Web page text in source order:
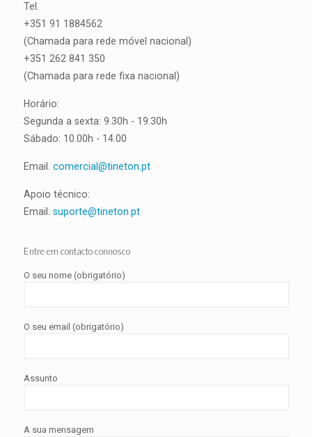
Tel.
+351 91 1884562
(Chamada para rede móvel nacional)
+351 262 841 350
(Chamada para rede fixa nacional)
Horário:
Segunda a sexta: 9.30h - 19.30h
Sábado: 10.00h - 14.00
Email. comercial@tineton.pt
Apoio técnico:
Email. suporte@tineton.pt
Entre em contacto connosco
O seu nome (obrigatório)
O seu email (obrigatório)
Assunto
A sua mensagem